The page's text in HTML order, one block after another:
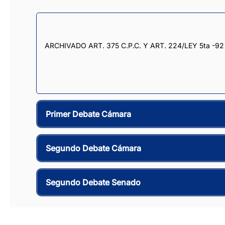
ARCHIVADO ART. 375 C.P.C. Y ART. 224/LEY 5ta -92
Primer Debate Cámara
Segundo Debate Cámara
Segundo Debate Senado